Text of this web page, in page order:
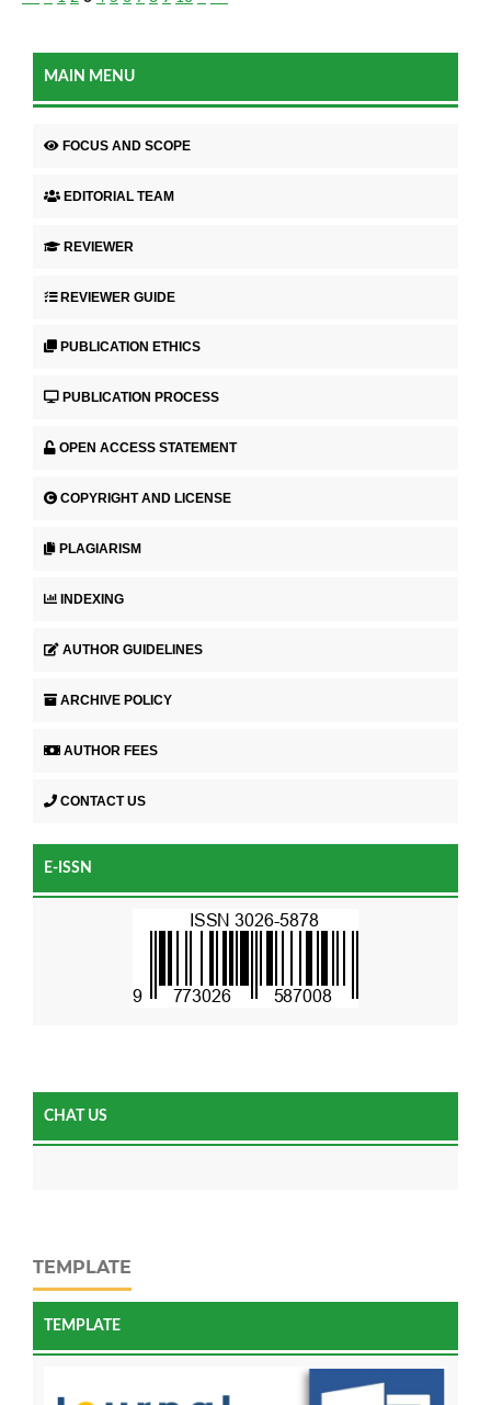
MAIN MENU
FOCUS AND SCOPE
EDITORIAL TEAM
REVIEWER
REVIEWER GUIDE
PUBLICATION ETHICS
PUBLICATION PROCESS
OPEN ACCESS STATEMENT
COPYRIGHT AND LICENSE
PLAGIARISM
INDEXING
AUTHOR GUIDELINES
ARCHIVE POLICY
AUTHOR FEES
CONTACT US
E-ISSN
CHAT US
TEMPLATE
TEMPLATE